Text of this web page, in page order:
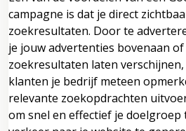
campagne is dat je direct
zoekresultaten. Door te
je jouw advertenties bovenaan
zoekresultaten laten
klanten je bedrijf meteen
relevante zoekopdrachten
om snel en effectief je